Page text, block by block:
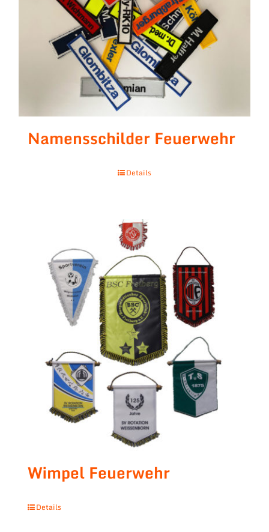
Namensschilder Feuerwehr
Details
Wimpel Feuerwehr
Details